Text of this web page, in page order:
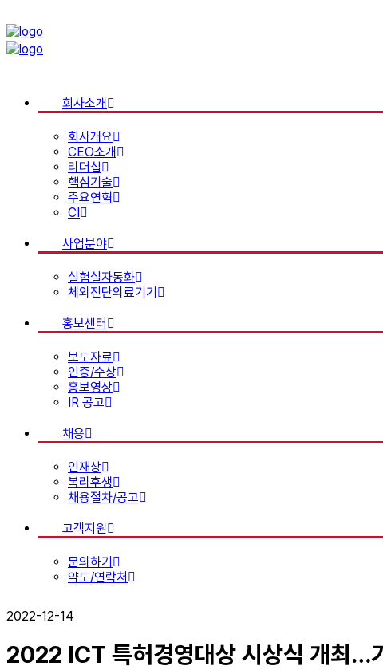
회사소개
회사개요
CEO소개
리더십
핵심기술
주요연혁
CI
사업분야
실험실자동화
체외진단의료기기
홍보센터
보도자료
인증/수상
홍보영상
IR 공고
채용
인재상
복리후생
채용절차/공고
고객지원
문의하기
약도/연락처
2022-12-14
2022 ICT 특허경영대상 시상식 개최…